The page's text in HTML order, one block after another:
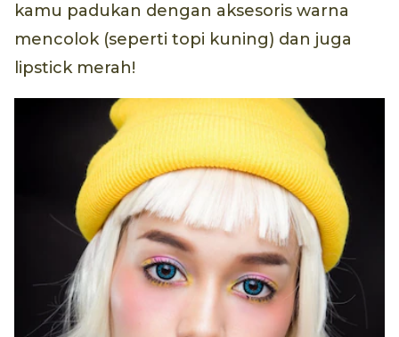
kamu padukan dengan aksesoris warna
mencolok (seperti topi kuning) dan juga
lipstick merah!